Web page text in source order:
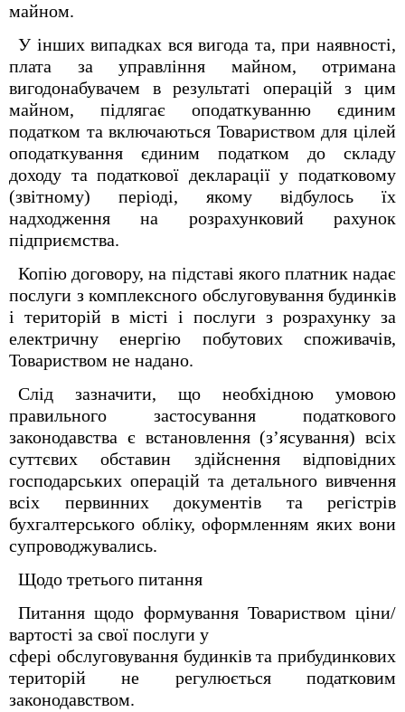
майном.
У інших випадках вся вигода та, при наявності,
плата за управління майном, отримана
вигодонабувачем в результаті операцій з цим
майном, підлягає оподаткуванню єдиним
податком та включаються Товариством для цілей
оподаткування єдиним податком до складу
доходу та податкової декларації у податковому
(звітному) періоді, якому відбулось їх
надходження на розрахунковий рахунок
підприємства.
Копію договору, на підставі якого платник надає
послуги з комплексного обслуговування будинків
і територій в місті і послуги з розрахунку за
електричну енергію побутових споживачів,
Товариством не надано.
Слід зазначити, що необхідною умовою
правильного застосування податкового
законодавства є встановлення (з’ясування) всіх
суттєвих обставин здійснення відповідних
господарських операцій та детального вивчення
всіх первинних документів та регістрів
бухгалтерського обліку, оформленням яких вони
супроводжувались.
Щодо третього питання
Питання щодо формування Товариством ціни/
вартості за свої послуги у
сфері обслуговування будинків та прибудинкових
територій не регулюється податковим
законодавством.